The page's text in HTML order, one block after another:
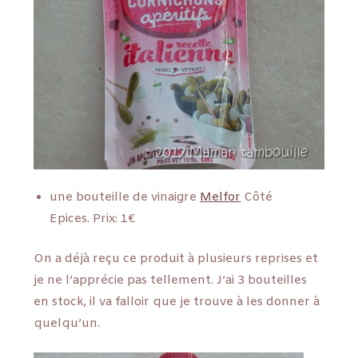
une bouteille de vinaigreMelforCôté
Epices. Prix: 1€
On a déjà reçu ce produit à plusieurs reprises et
je ne l’apprécie pas tellement. J’ai 3 bouteilles
en stock, il va falloir que je trouve à les donner à
quelqu’un.